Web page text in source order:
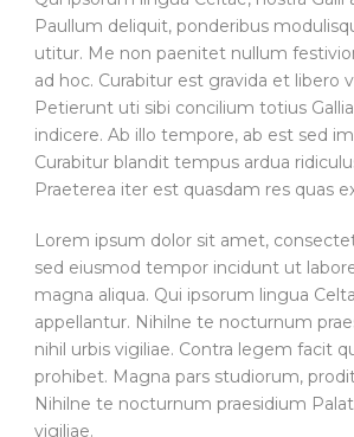
Paullum deliquit, ponderibus
utitur. Me non paenitet nullum
ad hoc. Curabitur est gravida et libero
Petierunt uti sibi concilium totius
indicere. Ab illo tempore, ab est sed
Curabitur blandit tempus ardua
Praeterea iter est quasdam res quas
Lorem ipsum dolor sit amet,
sed eiusmod tempor incidunt ut
magna aliqua. Qui ipsorum lingua
appellantur. Nihilne te nocturnum
nihil urbis vigiliae. Contra legem facit
prohibet. Magna pars studiorum,
Nihilne te nocturnum praesidium
vigiliae.